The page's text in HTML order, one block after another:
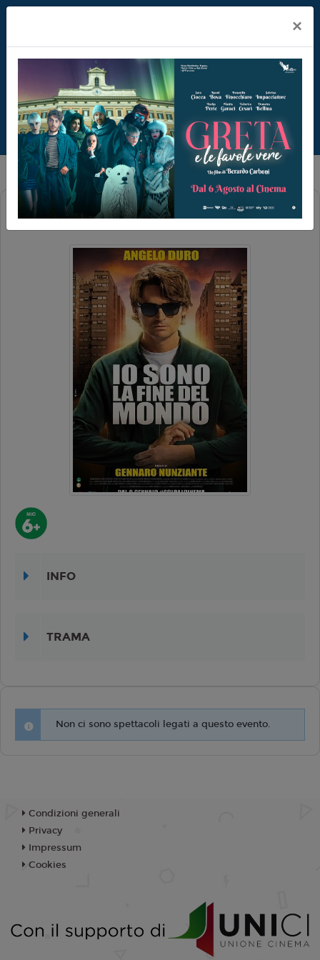
IO SONO LA FINE DEL MONDO
INFO
TRAMA
Non ci sono spettacoli legati a questo evento.
×
Condizioni generali
Privacy
Impressum
Cookies